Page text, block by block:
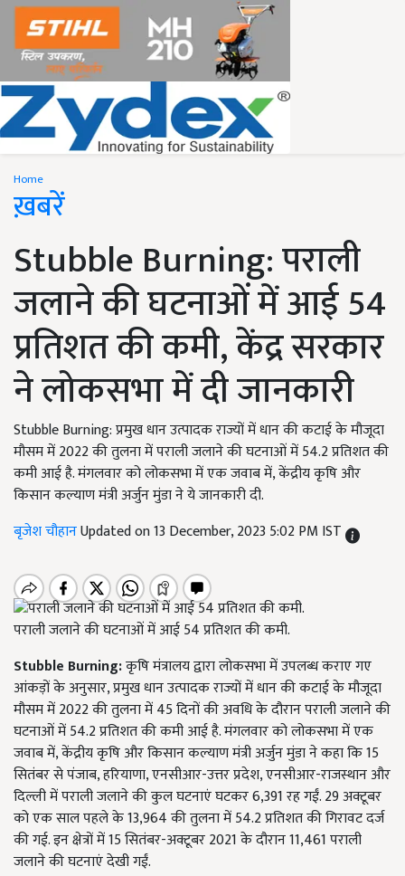
Home
ख़बरें
Stubble Burning: पराली
जलाने की घटनाओं में आई 54
प्रतिशत की कमी, केंद्र सरकार
ने लोकसभा में दी जानकारी
Stubble Burning: प्रमुख धान उत्पादक राज्यों में धान की कटाई के मौजूदा
मौसम में 2022 की तुलना में पराली जलाने की घटनाओं में 54.2 प्रतिशत की
कमी आई है. मंगलवार को लोकसभा में एक जवाब में, केंद्रीय कृषि और
किसान कल्याण मंत्री अर्जुन मुंडा ने ये जानकारी दी.
बृजेश चौहानUpdated on 13 December, 2023 5:02 PM IST
पराली जलाने की घटनाओं में आई 54 प्रतिशत की कमी.
Stubble Burning:कृषि मंत्रालय द्वारा लोकसभा में उपलब्ध कराए गए
आंकड़ों के अनुसार, प्रमुख धान उत्पादक राज्यों में धान की कटाई के मौजूदा
मौसम में 2022 की तुलना में 45 दिनों की अवधि के दौरान पराली जलाने की
घटनाओं में 54.2 प्रतिशत की कमी आई है. मंगलवार को लोकसभा में एक
जवाब में, केंद्रीय कृषि और किसान कल्याण मंत्री अर्जुन मुंडा ने कहा कि 15
सितंबर से पंजाब, हरियाणा, एनसीआर-उत्तर प्रदेश, एनसीआर-राजस्थान और
दिल्ली में पराली जलाने की कुल घटनाएं घटकर 6,391 रह गईं. 29 अक्टूबर
को एक साल पहले के 13,964 की तुलना में 54.2 प्रतिशत की गिरावट दर्ज
की गई. इन क्षेत्रों में 15 सितंबर-अक्टूबर 2021 के दौरान 11,461 पराली
जलाने की घटनाएं देखी गईं.